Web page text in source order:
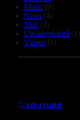
Music (9)
News (4)
Tour(3)
Uncategorized (1)
Videos (3)
YouTube